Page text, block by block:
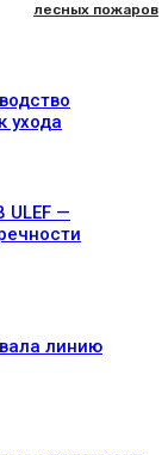
лесных пожаров
ухода
ULEF —
линию